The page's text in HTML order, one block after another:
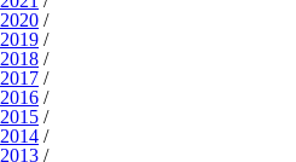
2020 /
2019 /
2018 /
2017 /
2016 /
2015 /
2014 /
2013 /